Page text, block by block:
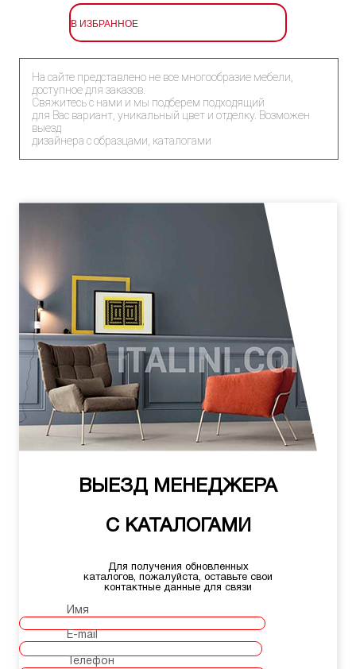
В ИЗБРАННОЕ
На сайте представлено не все многообразие мебели,
доступное для заказов.
Свяжитесь с нами и мы подберем подходящий
для Вас вариант, уникальный цвет и отделку. Возможен
выезд
дизайнера с образцами, каталогами
ВЫЕЗД МЕНЕДЖЕРА
С КАТАЛОГАМИ
Для получения обновленных
каталогов, пожалуйста, оставьте свои
контактные данные для связи
Имя
E-mail
Телефон